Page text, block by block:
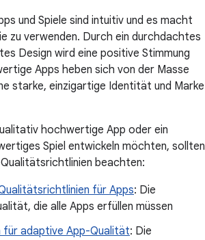
und Spiele sind intuitiv und es macht
zu verwenden. Durch ein durchdachtes
Design wird eine positive Stimmung
Apps heben sich von der Masse
starke, einzigartige Identität und Marke
hochwertige App oder ein
Spiel entwickeln möchten, sollten
beachten:
für Apps: Die
die alle Apps erfüllen müssen
für adaptive App-Qualität: Die